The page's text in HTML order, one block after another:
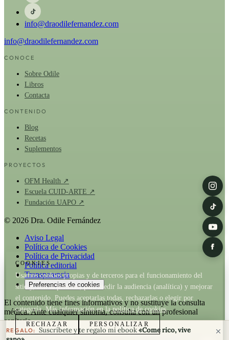
info@draodilefernandez.com
info@draodilefernandez.com
CONOCE
Sobre Odile
Libros
Contacta
CONTENIDO
Blog
Recetas
Suplementos
PROYECTOS
OFM Health ↗
Escuela CUID-ARTE ↗
Fundación UAPO ↗
© 2026 Dra. Odile Fernández
Aviso Legal
Política de Cookies
Política de Privacidad
Política editorial
Transparencia
Preferencias de cookies
El contenido tiene fines informativos y no sustituye la consulta
médica. Ante cualquier síntoma, consulta con un profesional
sanitario.
COOKIES
Usamos cookies propias y de terceros para el funcionamiento del
sitio y, con tu permiso, para medir la audiencia (analítica) y mejorar
el contenido. Puedes aceptarlas todas, rechazarlas o elegir por
categoría. Más información en lapolítica de cookies.
RECHAZAR
PERSONALIZAR
REGALO: Suscríbete y te regalo mi ebook«Come rico, vive